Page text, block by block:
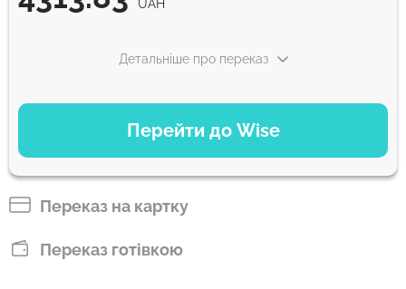
UAH
Перейти до Wise
Детальніше про переказ
ВАРІАНТИ ОПЛАТИ
Сплатити карткою
4313.83 UAH 2 г
Переказ на картку
Переказ готівкою